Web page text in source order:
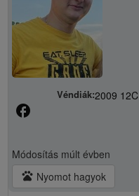
Véndiák:2009 12C
facebook
Módosítás múlt évben
pets Nyomot hagyok